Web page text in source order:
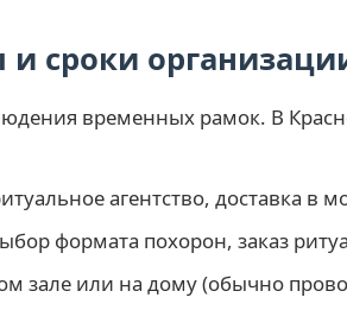
сроки
временных рамок. В
агентство, доставка в
формата похорон, заказ
зале или на дому (обычно